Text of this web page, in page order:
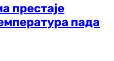
престаје
пада